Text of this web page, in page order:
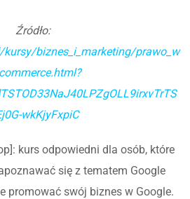
Źródło:
biznes_i_marketing/prawo_w
commerce.html?
wkKjyFxpiC
kurs odpowiedni dla osób, które
się z tematem Google
promować swój biznes w Google.